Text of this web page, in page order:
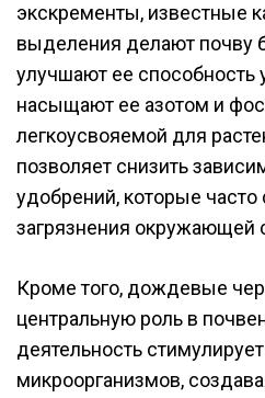
экскременты, известные
выделения делают почву
улучшают ее способность
насыщают ее азотом и
легкоусвояемой для
позволяет снизить
удобрений, которые часто
загрязнения окружающей
Кроме того, дождевые
центральную роль в
деятельность
микроорганизмов,